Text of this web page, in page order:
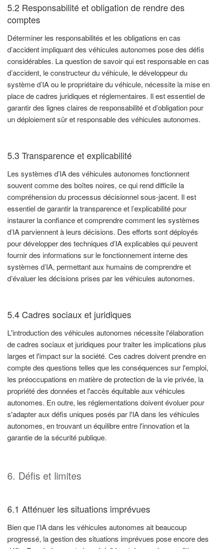
5.2 Responsabilité et obligation de rendre des
comptes
Déterminer les responsabilités et les obligations en cas
d’accident impliquant des véhicules autonomes pose des défis
considérables. La question de savoir qui est responsable en cas
d’accident, le constructeur du véhicule, le développeur du
système d’IA ou le propriétaire du véhicule, nécessite la mise en
place de cadres juridiques et réglementaires. Il est essentiel de
garantir des lignes claires de responsabilité et d’obligation pour
un déploiement sûr et responsable des véhicules autonomes.
5.3 Transparence et explicabilité
Les systèmes d’IA des véhicules autonomes fonctionnent
souvent comme des boîtes noires, ce qui rend difficile la
compréhension du processus décisionnel sous-jacent. Il est
essentiel de garantir la transparence et l’explicabilité pour
instaurer la confiance et comprendre comment les systèmes
d’IA parviennent à leurs décisions. Des efforts sont déployés
pour développer des techniques d’IA explicables qui peuvent
fournir des informations sur le fonctionnement interne des
systèmes d’IA, permettant aux humains de comprendre et
d’évaluer les décisions prises par les véhicules autonomes.
5.4 Cadres sociaux et juridiques
L'introduction des véhicules autonomes nécessite l'élaboration
de cadres sociaux et juridiques pour traiter les implications plus
larges et l'impact sur la société. Ces cadres doivent prendre en
compte des questions telles que les conséquences sur l'emploi,
les préoccupations en matière de protection de la vie privée, la
propriété des données et l'accès équitable aux véhicules
autonomes. En outre, les réglementations doivent évoluer pour
s'adapter aux défis uniques posés par l'IA dans les véhicules
autonomes, en trouvant un équilibre entre l'innovation et la
garantie de la sécurité publique.
6. Défis et limites
6.1 Atténuer les situations imprévues
Bien que l’IA dans les véhicules autonomes ait beaucoup
progressé, la gestion des situations imprévues pose encore des